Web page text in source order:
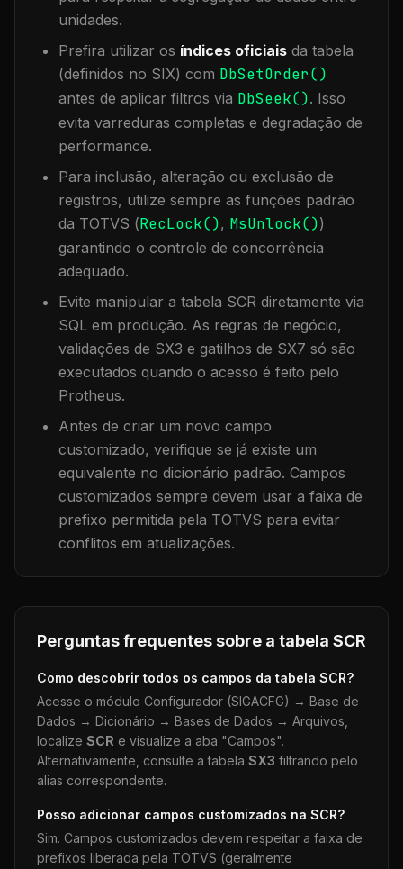
unidades.
Prefira utilizar os índices oficiais da tabela
(definidos no SIX) com DbSetOrder()
antes de aplicar filtros via DbSeek(). Isso
evita varreduras completas e degradação de
performance.
Para inclusão, alteração ou exclusão de
registros, utilize sempre as funções padrão
da TOTVS (RecLock(), MsUnlock())
garantindo o controle de concorrência
adequado.
Evite manipular a tabela SCR diretamente via
SQL em produção. As regras de negócio,
validações de SX3 e gatilhos de SX7 só são
executados quando o acesso é feito pelo
Protheus.
Antes de criar um novo campo
customizado, verifique se já existe um
equivalente no dicionário padrão. Campos
customizados sempre devem usar a faixa de
prefixo permitida pela TOTVS para evitar
conflitos em atualizações.
Perguntas frequentes sobre a tabela SCR
Como descobrir todos os campos da tabela SCR?
Acesse o módulo Configurador (SIGACFG) → Base de
Dados → Dicionário → Bases de Dados → Arquivos,
localize SCR e visualize a aba "Campos".
Alternativamente, consulte a tabela SX3 filtrando pelo
alias correspondente.
Posso adicionar campos customizados na SCR?
Sim. Campos customizados devem respeitar a faixa de
prefixos liberada pela TOTVS (geralmente